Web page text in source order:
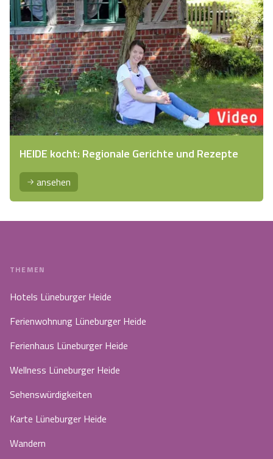
HEIDE kocht: Regionale Gerichte und Rezepte
ansehen
THEMEN
Hotels Lüneburger Heide
Ferienwohnung Lüneburger Heide
Ferienhaus Lüneburger Heide
Wellness Lüneburger Heide
Sehenswürdigkeiten
Karte Lüneburger Heide
Wandern